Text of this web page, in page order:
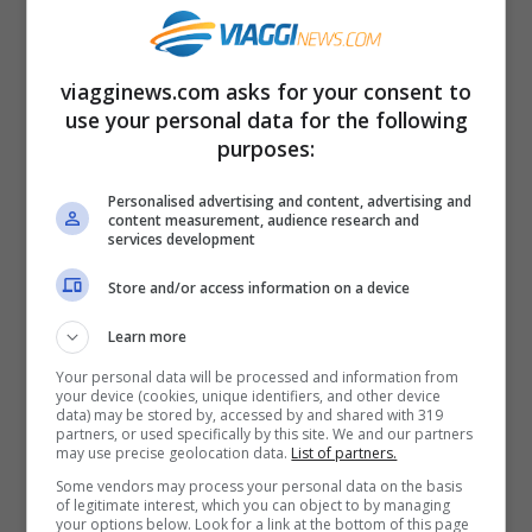
la rotabile per la Val Zebrù. Si prosegue
si trova un parcheggio auto.
varianti escursionistiche
effettuabili.
Difficoltà:
Nessuna fino alla Baita del Pastore
viagginews.com asks for your consent to
use your personal data for the following
purposes:
Personalised advertising and content, advertising and
content measurement, audience research and
services development
Store and/or access information on a device
Learn more
Your personal data will be processed and information from
your device (cookies, unique identifiers, and other device
data) may be stored by, accessed by and shared with 319
partners, or used specifically by this site. We and our partners
may use precise geolocation data. List of partners.
Some vendors may process your personal data on the basis
of legitimate interest, which you can object to by managing
your options below. Look for a link at the bottom of this page